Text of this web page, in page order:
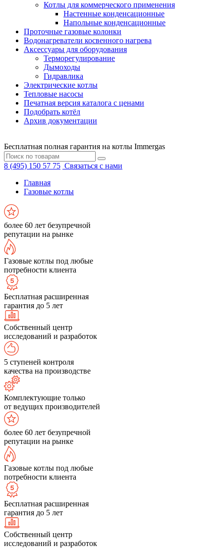
Котлы для коммерческого применения
Настенные конденсационные
Напольные конденсационные
Проточные газовые колонки
Водонагреватели косвенного нагрева
Аксессуары для оборудования
Терморегулирование
Дымоходы
Гидравлика
Электрические котлы
Тепловые насосы
Печатная версия каталога с ценами
Подобрать котёл
Архив документации
Бесплатная полная гарантия на котлы Immergas
8 (495) 150 57 75 Связаться с нами
Главная
Газовые котлы
более 60 лет безупречной
репутации на рынке
Газовые котлы под любые
потребности клиента
Бесплатная расширенная
гарантия до 5 лет
Собственный центр
исследований и разработок
5 ступеней контроля
качества на производстве
Комплектующие только
от ведущих производителей
более 60 лет безупречной
репутации на рынке
Газовые котлы под любые
потребности клиента
Бесплатная расширенная
гарантия до 5 лет
Собственный центр
исследований и разработок